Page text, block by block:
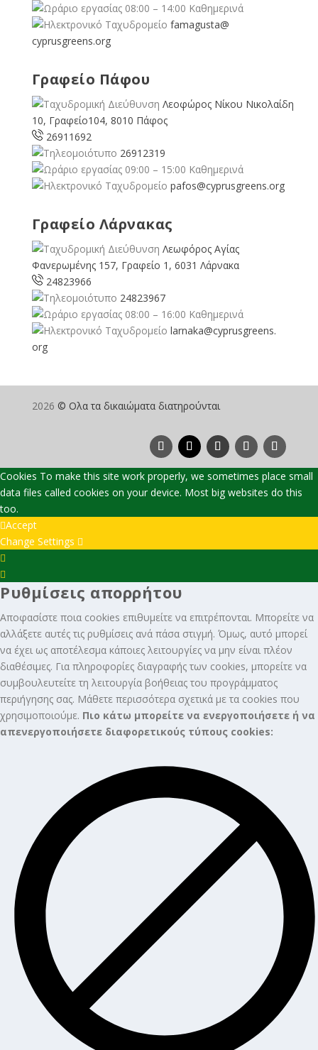
08:00 – 14:00 Καθημερινά
famagusta@
cyprusgreens.org
Γραφείο Πάφου
Λεοφώρος Νίκου Νικολαίδη
10, Γραφείο104, 8010 Πάφος
26911692
26912319
09:00 – 15:00 Καθημερινά
pafos@cyprusgreens.org
Γραφείο Λάρνακας
Λεωφόρος Αγίας
Φανερωμένης 157, Γραφείο 1, 6031 Λάρνακα
24823966
24823967
08:00 – 16:00 Καθημερινά
larnaka@cyprusgreens.
org
2026 © Ολα τα δικαιώματα διατηρούνται
Cookies To make this site work properly, we sometimes place small
data files called cookies on your device. Most big websites do this
too.
Accept
Change Settings
Settings
Box
Settings
Ρυθμίσεις απορρήτου
Αποφασίστε ποια cookies επιθυμείτε να επιτρέπονται. Μπορείτε να
αλλάξετε αυτές τις ρυθμίσεις ανά πάσα στιγμή. Όμως, αυτό μπορεί
να έχει ως αποτέλεσμα κάποιες λειτουργίες να μην είναι πλέον
διαθέσιμες. Για πληροφορίες διαγραφής των cookies, μπορείτε να
συμβουλευτείτε τη λειτουργία βοήθειας του προγράμματος
περιήγησης σας. Μάθετε περισσότερα σχετικά με τα cookies που
χρησιμοποιούμε. Πιο κάτω μπορείτε να ενεργοποιήσετε ή να
απενεργοποιήσετε διαφορετικούς τύπους cookies: